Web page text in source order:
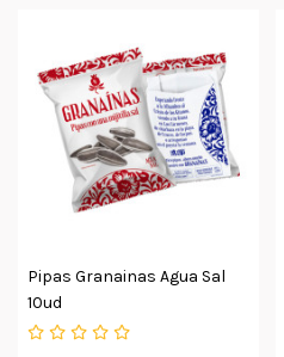
Pipas Granainas Agua Sal
10ud